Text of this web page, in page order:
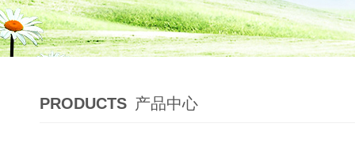
PRODUCTS 产品中心